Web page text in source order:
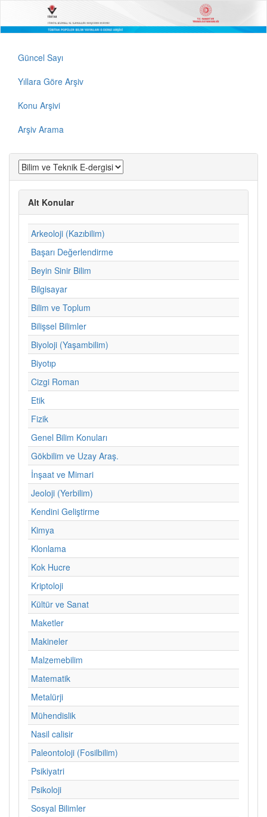
Güncel Sayı
Yıllara Göre Arşiv
Konu Arşivi
Arşiv Arama
Alt Konular
Arkeoloji (Kazıbilim)
Başarı Değerlendirme
Beyin Sinir Bilim
Bilgisayar
Bilim ve Toplum
Bilişsel Bilimler
Biyoloji (Yaşambilim)
Biyotıp
Cizgi Roman
Etik
Fizik
Genel Bilim Konuları
Gökbilim ve Uzay Araş.
İnşaat ve Mimari
Jeoloji (Yerbilim)
Kendini Geliştirme
Kimya
Klonlama
Kok Hucre
Kriptoloji
Kültür ve Sanat
Maketler
Makineler
Malzemebilim
Matematik
Metalürji
Mühendislik
Nasil calisir
Paleontoloji (Fosilbilim)
Psikiyatri
Psikoloji
Sosyal Bilimler